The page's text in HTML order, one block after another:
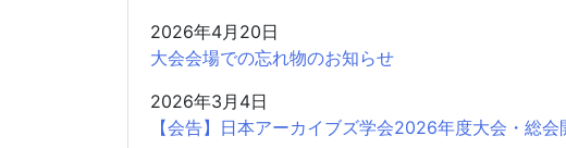
2026年4月20日
大会会場での忘れ物のお知らせ
2026年3月4日
【会告】日本アーカイブズ学会2026年度大会・総